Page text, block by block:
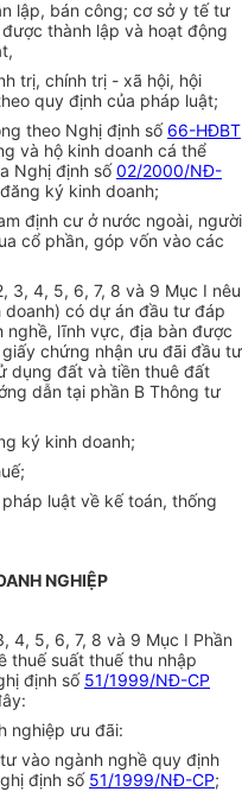
lập, bán công; cơ sở y tế tư
thành lập và hoạt động
trị, chính trị - xã hội, hội
quy định của pháp luật;
theo Nghị định số 66-HĐBT
và hộ kinh doanh cá thể
Nghị định số02/2000/NĐ-
ký kinh doanh;
định cư ở nước ngoài, người
cổ phần, góp vốn vào các
3, 4, 5, 6, 7, 8 và 9 Mục I nêu
có dự án đầu tư đáp
nghề, lĩnh vực, địa bàn được
chứng nhận ưu đãi đầu tư
dụng đất và tiền thuê đất
dẫn tại phần B Thông tư
ký kinh doanh;
luật về kế toán, thống
NGHIỆP
4, 5, 6, 7, 8 và 9 Mục I Phần
thuế suất thuế thu nhập
định số 51/1999/NĐ-CP
nghiệp ưu đãi:
vào ngành nghề quy định
định số 51/1999/NĐ-CP;